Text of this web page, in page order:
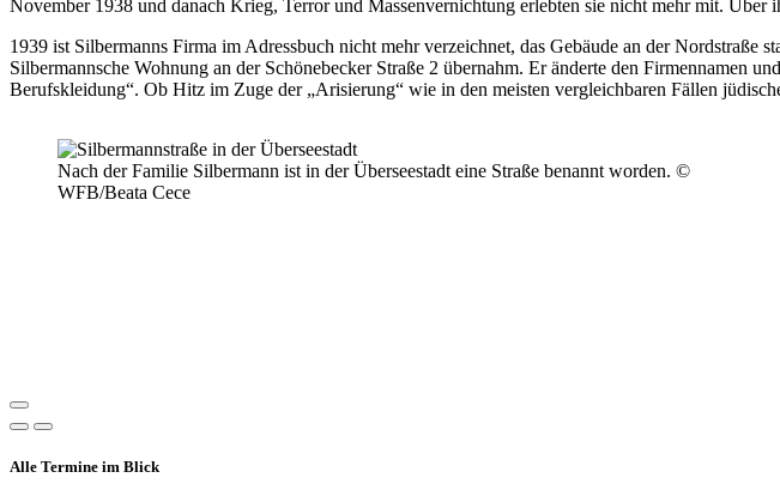
November 1938 und danach Krieg, Terror und Massenvernichtung erlebten sie nicht mehr mit. Über
1939 ist Silbermanns Firma im Adressbuch nicht mehr verzeichnet, das Gebäude an der
Silbermannsche Wohnung an der Schönebecker Straße 2 übernahm. Er änderte den Firmennamen
Berufskleidung“. Ob Hitz im Zuge der „Arisierung“ wie in den meisten vergleichbaren Fällen
Nach der Familie Silbermann ist in der Überseestadt eine Straße benannt worden. ©
WFB/Beata Cece
Alle Termine im Blick